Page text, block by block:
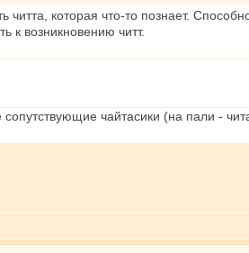
которая что-то познает.
к возникновению читт.
чайтасики (на пали -